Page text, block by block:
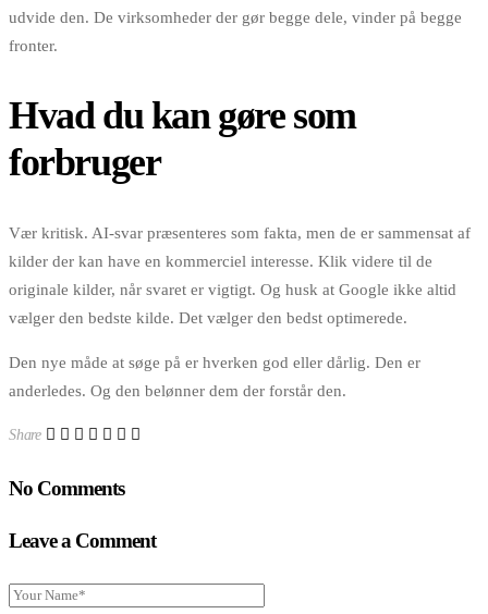
udvide den. De virksomheder der gør begge dele, vinder på begge
fronter.
Hvad du kan gøre som
forbruger
Vær kritisk. AI-svar præsenteres som fakta, men de er sammensat af
kilder der kan have en kommerciel interesse. Klik videre til de
originale kilder, når svaret er vigtigt. Og husk at Google ikke altid
vælger den bedste kilde. Det vælger den bedst optimerede.
Den nye måde at søge på er hverken god eller dårlig. Den er
anderledes. Og den belønner dem der forstår den.
Share
No Comments
Leave a Comment